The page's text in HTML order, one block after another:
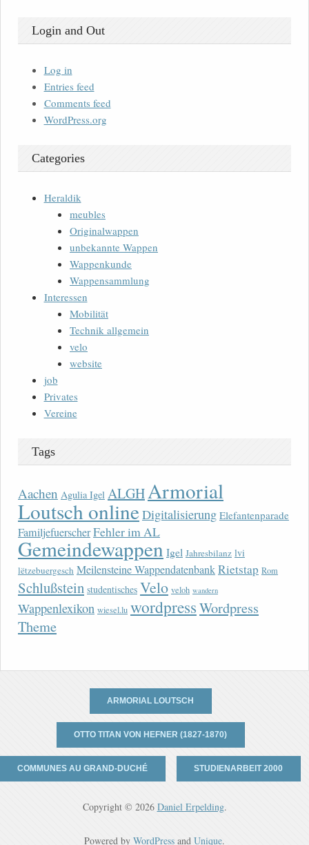
Login and Out
Log in
Entries feed
Comments feed
WordPress.org
Categories
Heraldik
meubles
Originalwappen
unbekannte Wappen
Wappenkunde
Wappensammlung
Interessen
Mobilität
Technik allgemein
velo
website
job
Privates
Vereine
Tags
Aachen Agulia Igel ALGHArmorial
Loutsch onlineDigitalisierung Elefantenparade
FamiljefuerscherFehler im AL
Gemeindewappen Igel Jahresbilanz lvi
lëtzebuergesch Meilensteine WappendatenbankRietstap Rom
Schlußstein studentisches Velo veloh wandern
Wappenlexikon wiesel.lu wordpressWordpress
Theme
ARMORIAL LOUTSCH
OTTO TITAN VON HEFNER (1827-1870)
COMMUNES AU GRAND-DUCHÉ STUDIENARBEIT 2000
Copyright © 2026 Daniel Erpelding.
Powered by WordPress and Unique.